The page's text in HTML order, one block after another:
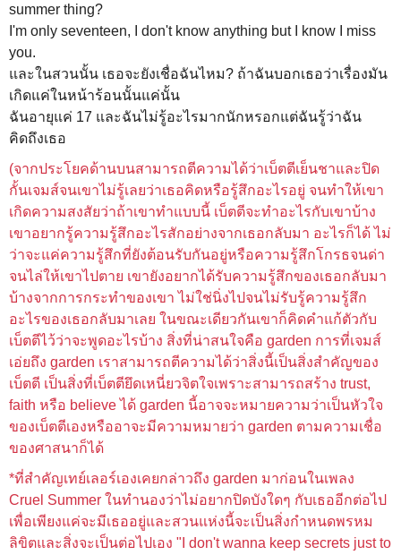
summer thing?
I'm only seventeen, I don't know anything but I know I miss
you.
และในสวนนั้น เธอจะยังเชื่อฉันไหม? ถ้าฉันบอกเธอว่าเรื่องมัน
เกิดแค่ในหน้าร้อนนั้นแค่นั้น
ฉันอายุแค่ 17 และฉันไม่รู้อะไรมากนักหรอกแต่ฉันรู้ว่าฉัน
คิดถึงเธอ
(จากประโยคด้านบนสามารถตีความได้ว่าเบ็ตตีเย็นชาและปิด
กั้นเจมส์จนเขาไม่รู้เลยว่าเธอคิดหรือรู้สึกอะไรอยู่ จนทำให้เขา
เกิดความสงสัยว่าถ้าเขาทำแบบนี้ เบ็ตตีจะทำอะไรกับเขาบ้าง
เขาอยากรู้ความรู้สึกอะไรสักอย่างจากเธอกลับมา อะไรก็ได้ ไม่
ว่าจะแค่ความรู้สึกที่ยังต้อนรับกันอยู่หรือความรู้สึกโกรธจนด่า
จนไล่ให้เขาไปตาย เขายังอยากได้รับความรู้สึกของเธอกลับมา
บ้างจากการกระทำของเขา ไม่ใช่นิ่งไปจนไม่รับรู้ความรู้สึก
อะไรของเธอกลับมาเลย ในขณะเดียวกันเขาก็คิดคำแก้ตัวกับ
เบ็ตตีไว้ว่าจะพูดอะไรบ้าง สิ่งที่น่าสนใจคือ garden การที่เจมส์
เอ่ยถึง garden เราสามารถตีความได้ว่าสิ่งนี้เป็นสิ่งสำคัญของ
เบ็ตตี เป็นสิ่งที่เบ็ตตียึดเหนี่ยวจิตใจเพราะสามารถสร้าง trust,
faith หรือ believe ได้ garden นี้อาจจะหมายความว่าเป็นหัวใจ
ของเบ็ตตีเองหรืออาจะมีความหมายว่า garden ตามความเชื่อ
ของศาสนาก็ได้
*ที่สำคัญเทย์เลอร์เองเคยกล่าวถึง garden มาก่อนในเพลง
Cruel Summer ในทำนองว่าไม่อยากปิดบังใดๆ กับเธออีกต่อไป
เพื่อเพียงแค่จะมีเธออยู่และสวนแห่งนี้จะเป็นสิ่งกำหนดพรหม
ลิขิตและสิ่งจะเป็นต่อไปเอง "I don't wanna keep secrets just to